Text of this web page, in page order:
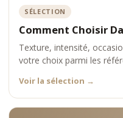
SÉLECTION
Comment Choisir
Texture, intensité,
votre choix parmi les
Voir la sélection →